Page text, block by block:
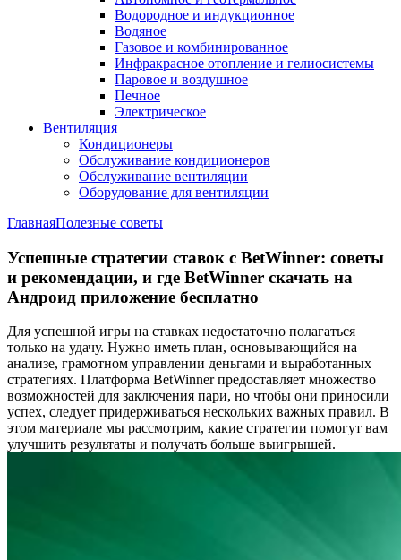
Водородное и индукционное
Водяное
Газовое и комбинированное
Инфракрасное отопление и гелиосистемы
Паровое и воздушное
Печное
Электрическое
Вентиляция
Кондиционеры
Обслуживание кондиционеров
Обслуживание вентиляции
Оборудование для вентиляции
ГлавнаяПолезные советы
Успешные стратегии ставок с BetWinner: советы
и рекомендации, и где BetWinner скачать на
Андроид приложение бесплатно
Для успешной игры на ставках недостаточно полагаться
только на удачу. Нужно иметь план, основывающийся на
анализе, грамотном управлении деньгами и выработанных
стратегиях. Платформа BetWinner предоставляет множество
возможностей для заключения пари, но чтобы они приносили
успех, следует придерживаться нескольких важных правил. В
этом материале мы рассмотрим, какие стратегии помогут вам
улучшить результаты и получать больше выигрышей.